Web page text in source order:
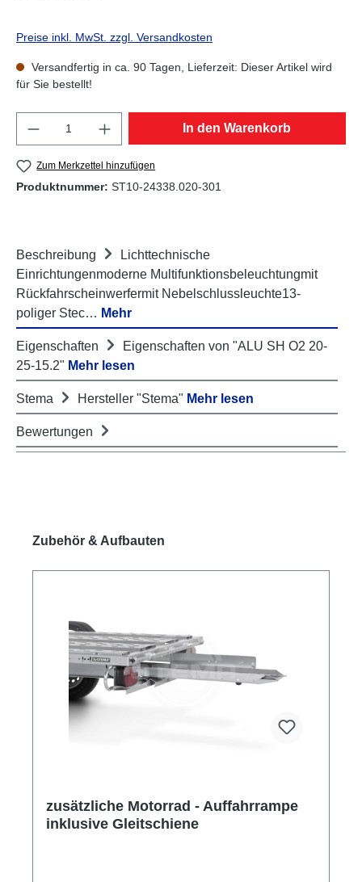
Preise inkl. MwSt. zzgl. Versandkosten
Versandfertig in ca. 90 Tagen, Lieferzeit: Dieser Artikel wird
für Sie bestellt!
Produkt Anzahl: Gib den gewünschten
In den Warenkorb
Zum Merkzettel hinzufügen
Produktnummer: ST10-24338.020-301
Beschreibung
Lichttechnische
Einrichtungenmoderne Multifunktionsbeleuchtungmit
Rückfahrscheinwerfermit Nebelschlussleuchte13-
poliger Stec… Mehr
Eigenschaften
Eigenschaften von "ALU SH O2 20-
25-15.2" Mehr lesen
Stema Hersteller "Stema" Mehr lesen
Bewertungen
Produktgalerie überspringen
Zubehör & Aufbauten
zusätzliche Motorrad - Auffahrrampe
inklusive Gleitschiene